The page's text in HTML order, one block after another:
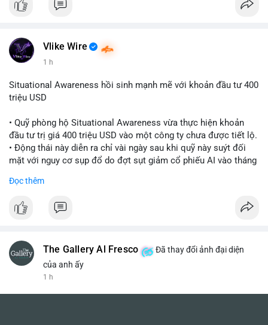
Vlike Wire
1 h
Situational Awareness hồi sinh mạnh mẽ với khoản đầu tư 400
triệu USD
• Quỹ phòng hộ Situational Awareness vừa thực hiện khoản
đầu tư trị giá 400 triệu USD vào một công ty chưa được tiết lộ.
• Động thái này diễn ra chỉ vài ngày sau khi quỹ này suýt đối
mặt với nguy cơ sụp đổ do đợt sụt giảm cổ phiếu AI vào tháng
• Sự trở lại này đánh dấu bước phục hồi đáng chú ý của quỹ
$btc $eth
Đọc thêm
The Gallery Al Fresco
Đã thay đổi ảnh đại diện
của anh ấy
1 h